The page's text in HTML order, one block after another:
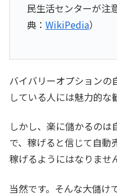
民生活センターが注
典： WikiPedia）
バイバリーオプションの
している人には魅力的な
しかし、楽に儲かるのは
で、稼げると信じて自動
稼げるようにはなりませ
当然です。そんな大儲け